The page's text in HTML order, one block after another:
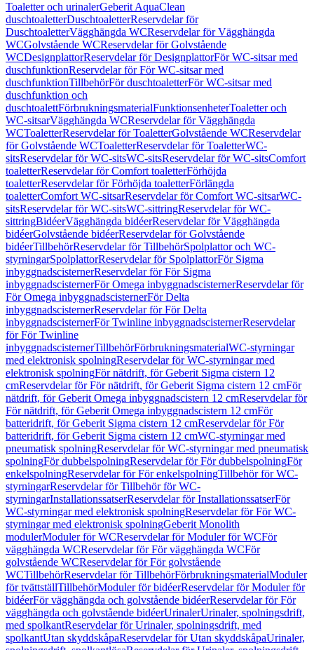
Toaletter och urinalerGeberit AquaClean
duschtoaletterDuschtoaletterReservdelar för
DuschtoaletterVägghängda WCReservdelar för Vägghängda
WCGolvstående WCReservdelar för Golvstående
WCDesignplattorReservdelar för DesignplattorFör WC-sitsar med
duschfunktionReservdelar för För WC-sitsar med
duschfunktionTillbehörFör duschtoaletterFör WC-sitsar med
duschfunktion och
duschtoalettFörbrukningsmaterialFunktionsenheterToaletter och
WC-sitsarVägghängda WCReservdelar för Vägghängda
WCToaletterReservdelar för ToaletterGolvstående WCReservdelar
för Golvstående WCToaletterReservdelar för ToaletterWC-
sitsReservdelar för WC-sitsWC-sitsReservdelar för WC-sitsComfort
toaletterReservdelar för Comfort toaletterFörhöjda
toaletterReservdelar för Förhöjda toaletterFörlängda
toaletterComfort WC-sitsarReservdelar för Comfort WC-sitsarWC-
sitsReservdelar för WC-sitsWC-sittringReservdelar för WC-
sittringBidéerVägghängda bidéerReservdelar för Vägghängda
bidéerGolvstående bidéerReservdelar för Golvstående
bidéerTillbehörReservdelar för TillbehörSpolplattor och WC-
styrningarSpolplattorReservdelar för SpolplattorFör Sigma
inbyggnadscisternerReservdelar för För Sigma
inbyggnadscisternerFör Omega inbyggnadscisternerReservdelar för
För Omega inbyggnadscisternerFör Delta
inbyggnadscisternerReservdelar för För Delta
inbyggnadscisternerFör Twinline inbyggnadscisternerReservdelar
för För Twinline
inbyggnadscisternerTillbehörFörbrukningsmaterialWC-styrningar
med elektronisk spolningReservdelar för WC-styrningar med
elektronisk spolningFör nätdrift, för Geberit Sigma cistern 12
cmReservdelar för För nätdrift, för Geberit Sigma cistern 12 cmFör
nätdrift, för Geberit Omega inbyggnadscistern 12 cmReservdelar för
För nätdrift, för Geberit Omega inbyggnadscistern 12 cmFör
batteridrift, för Geberit Sigma cistern 12 cmReservdelar för För
batteridrift, för Geberit Sigma cistern 12 cmWC-styrningar med
pneumatisk spolningReservdelar för WC-styrningar med pneumatisk
spolningFör dubbelspolningReservdelar för För dubbelspolningFör
enkelspolningReservdelar för För enkelspolningTillbehör för WC-
styrningarReservdelar för Tillbehör för WC-
styrningarInstallationssatserReservdelar för InstallationssatserFör
WC-styrningar med elektronisk spolningReservdelar för För WC-
styrningar med elektronisk spolningGeberit Monolith
modulerModuler för WCReservdelar för Moduler för WCFör
vägghängda WCReservdelar för För vägghängda WCFör
golvstående WCReservdelar för För golvstående
WCTillbehörReservdelar för TillbehörFörbrukningsmaterialModuler
för tvättställTillbehörModuler för bidéerReservdelar för Moduler för
bidéerFör vägghängda och golvstående bidéerReservdelar för För
vägghängda och golvstående bidéerUrinalerUrinaler, spolningsdrift,
med spolkantReservdelar för Urinaler, spolningsdrift, med
spolkantUtan skyddskåpaReservdelar för Utan skyddskåpaUrinaler,